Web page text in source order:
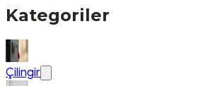
Kategoriler
Çilingir